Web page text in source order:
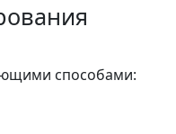
способами: